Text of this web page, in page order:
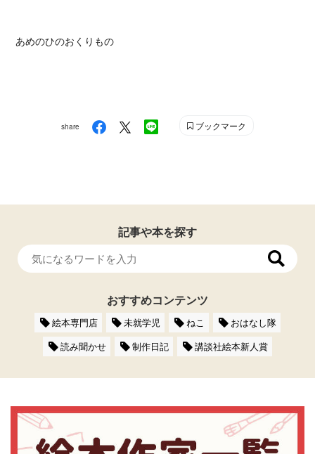
あめのひのおくりもの
share ブックマーク
記事や本を探す
おすすめコンテンツ
絵本専門店 未就学児 ねこ
おはなし隊
読み聞かせ
制作日記 講談社絵本新人賞